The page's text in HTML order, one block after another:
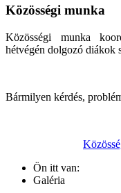
Közösségi munka
Közösségi munka
hétvégén dolgozó diákok
Bármilyen kérdés,
Ön itt van:
Galéria